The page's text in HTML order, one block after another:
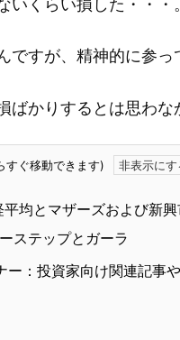
いくらい損した・・・。
ですが、精神的に参っ
ばかりするとは思わ
すぐ移動できます)
均とマザーズおよび新
ステップとガーラ
ー：投資家向け関連記事